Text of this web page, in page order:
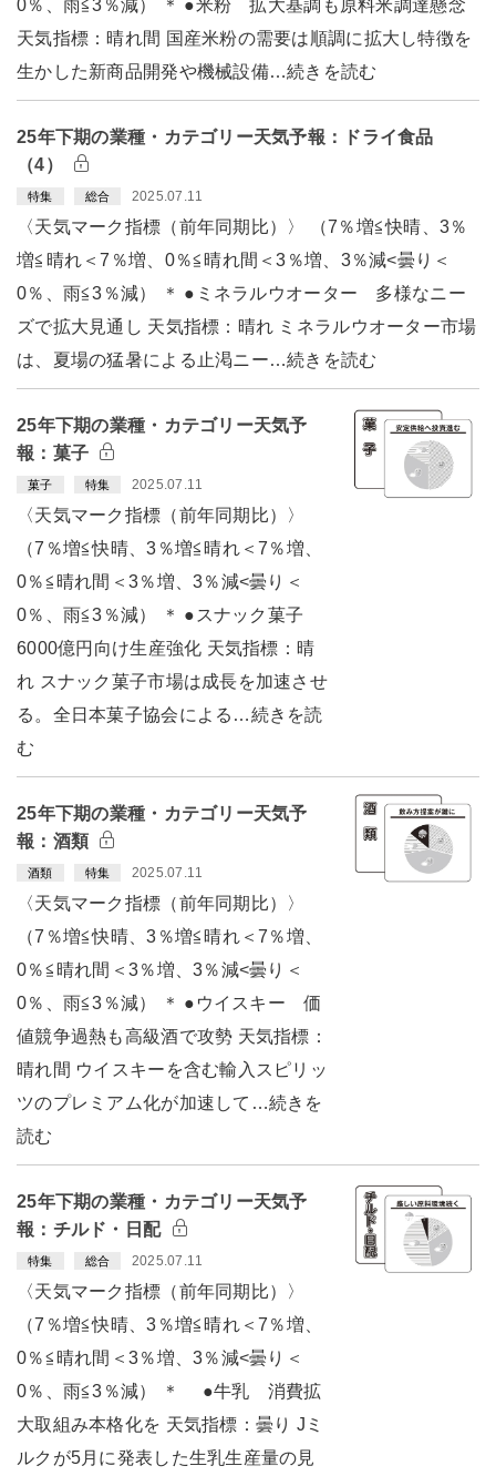
0％、雨≦3％減） ＊ ●米粉 拡大基調も原料米調達懸念
天気指標：晴れ間 国産米粉の需要は順調に拡大し特徴を
生かした新商品開発や機械設備…続きを読む
25年下期の業種・カテゴリー天気予報：ドライ食品
（4）
特集 総合 2025.07.11
〈天気マーク指標（前年同期比）〉 （7％増≦快晴、3％
増≦晴れ＜7％増、0％≦晴れ間＜3％増、3％減<曇り＜
0％、雨≦3％減） ＊ ●ミネラルウオーター 多様なニー
ズで拡大見通し 天気指標：晴れ ミネラルウオーター市場
は、夏場の猛暑による止渇ニー…続きを読む
25年下期の業種・カテゴリー天気予
報：菓子
菓子 特集 2025.07.11
〈天気マーク指標（前年同期比）〉
（7％増≦快晴、3％増≦晴れ＜7％増、
0％≦晴れ間＜3％増、3％減<曇り＜
0％、雨≦3％減） ＊ ●スナック菓子
6000億円向け生産強化 天気指標：晴
れ スナック菓子市場は成長を加速させ
る。全日本菓子協会による…続きを読
む
25年下期の業種・カテゴリー天気予
報：酒類
酒類 特集 2025.07.11
〈天気マーク指標（前年同期比）〉
（7％増≦快晴、3％増≦晴れ＜7％増、
0％≦晴れ間＜3％増、3％減<曇り＜
0％、雨≦3％減） ＊ ●ウイスキー 価
値競争過熱も高級酒で攻勢 天気指標：
晴れ間 ウイスキーを含む輸入スピリッ
ツのプレミアム化が加速して…続きを
読む
25年下期の業種・カテゴリー天気予
報：チルド・日配
特集 総合 2025.07.11
〈天気マーク指標（前年同期比）〉
（7％増≦快晴、3％増≦晴れ＜7％増、
0％≦晴れ間＜3％増、3％減<曇り＜
0％、雨≦3％減） ＊ ●牛乳 消費拡
大取組み本格化を 天気指標：曇り Jミ
ルクが5月に発表した生乳生産量の見